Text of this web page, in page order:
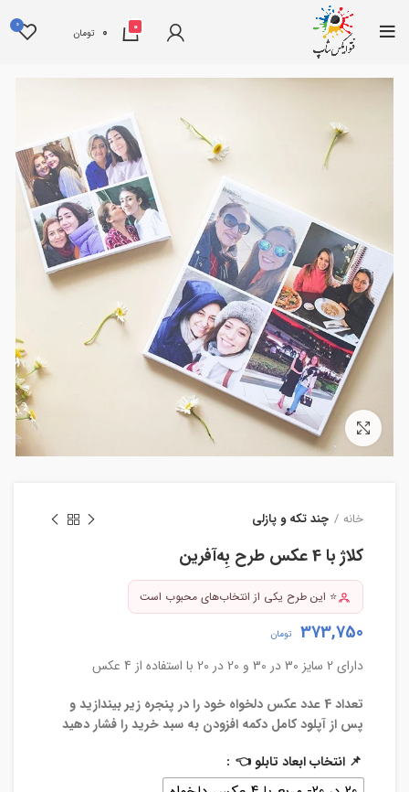
0
0 تومان
0
بزرگنمایی تصویر
خانه چند تکه و پازلی
کلاژ با 4 عکس طرح بِه‌آفرین
⭐ این طرح یکی از انتخاب‌های محبوب است
373,750 تومان
دارای 2 سایز 30 در 30 و 20 در 20 با استفاده از 4 عکس
تعداد 4 عدد عکس دلخواه خود را در پنجره زیر بیندازید و
پس از آپلود کامل دکمه افزودن به سبد خرید را فشار دهید
📌 انتخاب ابعاد تابلو 👈